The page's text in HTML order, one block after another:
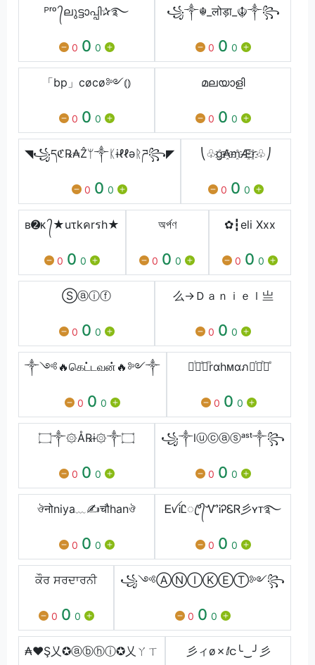
ᴾʳᵒ ᭄ലുട്ടാപ്പി✰࿐
0 0 0
꧁༒☬_लोड़ा_☬༒꧂
0 0 0
「bp」cøcø༻⦅⦆
0 0 0
മലയാളി
0 0 0
◥꧁དℭ℞₳Ẑᛘ༒ᛕɨℓℓǝᚱཌ꧂◤
0 0 0
⎝♧g҈₳҈m҈Æ҈r҈♧⎠
0 0 0
ʙ➋ᴋ ᭄★uτkคrรh★
0 0 0
অর্পণ
0 0 0
✿┇eli Xxx
0 0 0
Ⓢⓐⓘⓕ
0 0 0
么→Ｄａｎｉｅｌ亗
0 0 0
༒༺🔥கெட்டவன்🔥༻༒
0 0 0
᚛ᷝ ͣ ͫrαhᴍαภ ͭ ͪ᚜ͤ
0 0 0
۝༒۞Å℞ɨ۞༒۝
0 0 0
꧁༒lⓤⓒⓐⓢᵃˢᵗ༒꧂
0 0 0
ঔनोniya﹏✍चौhanঔ
0 0 0
ᎬꪜᎥᏝꦿ°᭄ᏉᎥᎮᏋᏒ彡ʏᴛ࿐
0 0 0
ਕੌਰ ਸਰਦਾਰਨੀ
0 0 0
꧁༺ⒶⓃⒾⓀⒺⓉ༻꧂
0 0 0
₳♥Ş乂✪ⓐⓑⓗⓘ✪乂ㄚㄒ ⼺ィø✗ⅈင╰‿╯⼺